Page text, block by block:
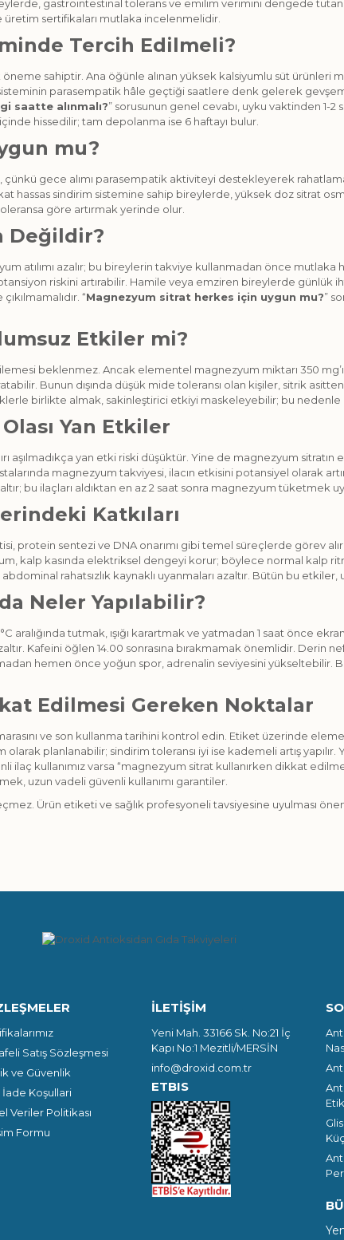
gastrointestinal tolerans ve emilim verimini dengede
sertifikaları mutlaka incelenmelidir.
Tercih Edilmeli?
öneme sahiptir. Ana öğünle alınan yüksek kalsiyumlu süt
parasempatik hâle geçtiği saatlere denk gelerek
saatte alınmalı?” sorusunun genel cevabı, uyku vaktinden 1-
hissedilir; tam depolanma ise 6 haftayı bulur.
mu?
çünkü gece alımı parasempatik aktiviteyi destekleyerek
hassas sindirim sistemine sahip bireylerde, yüksek doz sitrat
göre artırmak yerinde olur.
Değildir?
atılımı azalır; bu bireylerin takviye kullanmadan önce
riskini artırabilir. Hamile veya emziren bireylerde günlük
“Magnezyum sitrat herkes için uygun mu?”
Etkiler mi?
beklenmez. Ancak elementel magnezyum miktarı 350
Bunun dışında düşük mide toleransı olan kişiler, sitrik
birlikte almak, sakinleştirici etkiyi maskeleyebilir; bu nedenle
Yan Etkiler
aşılmadıkça yan etki riski düşüktür. Yine de magnezyum sitratın
magnezyum takviyesi, ilacın etkisini potansiyel olarak
bu ilaçları aldıktan en az 2 saat sonra magnezyum tüketmek
Katkıları
protein sentezi ve DNA onarımı gibi temel süreçlerde görev
kalp kasında elektriksel dengeyi korur; böylece normal kalp
rahatsızlık kaynaklı uyanmaları azaltır. Bütün bu
Neler Yapılabilir?
aralığında tutmak, ışığı karartmak ve yatmadan 1 saat önce
Kafeini öğlen 14.00 sonrasına bırakmamak önemlidir. Derin
hemen önce yoğun spor, adrenalin seviyesini yükseltebilir.
Edilmesi Gereken Noktalar
ve son kullanma tarihini kontrol edin. Etiket üzerinde
planlanabilir; sindirim toleransı iyi ise kademeli artış yapılır.
ilaç kullanımız varsa “magnezyum sitrat kullanırken dikkat
uzun vadeli güvenli kullanımı garantiler.
Ürün etiketi ve sağlık profesyoneli tavsiyesine uyulması
Satış Sözleşmesi
ve Güvenlik
İade Koşullari
Veriler Politikası
Formu
İLETİŞİM
Yeni Mah. 33166 Sk. No:21 İç
Kapı No:1 Mezitli/MERSİN
info@droxid.com.tr
ETBIS